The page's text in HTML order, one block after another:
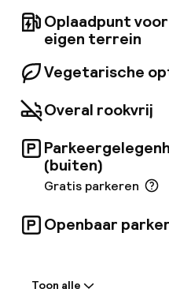
Oplaadpunt
eigen terrein
Vegetarische
Overal rookvrij
(buiten)
Gratis parkeren
Openbaar
Toon alle